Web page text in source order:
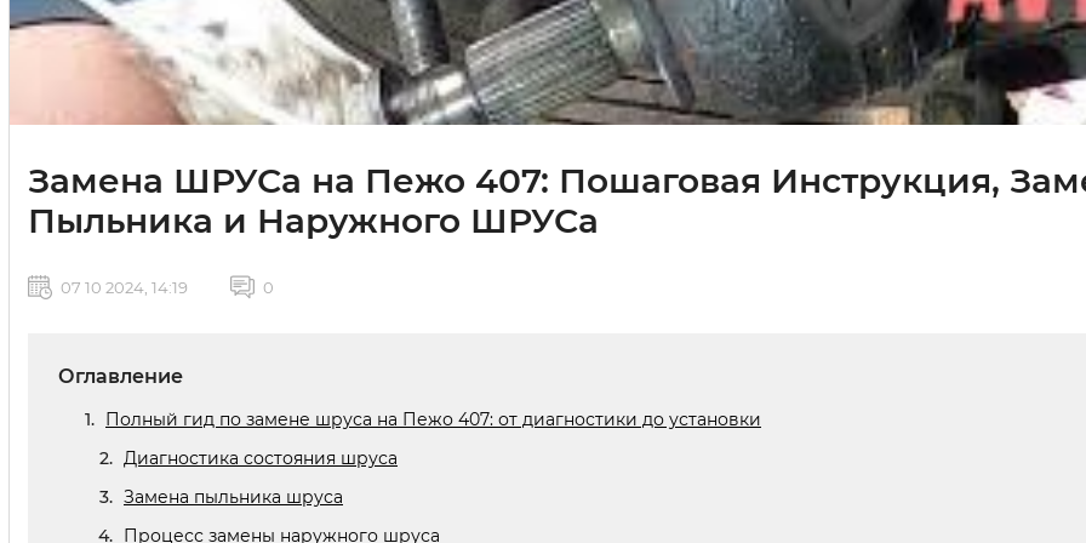
Замена ШРУСа на Пежо 407: Пошаговая Инструкция,
Пыльника и Наружного ШРУСа
07 10 2024, 14:19 0
Оглавление
Полный гид по замене шруса на Пежо 407: от диагностики до установки
Диагностика состояния шруса
Замена пыльника шруса
Процесс замены наружного шруса